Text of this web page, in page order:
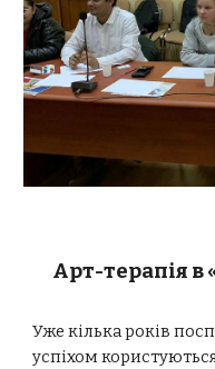
Арт-терапія в
Уже кілька років
успіхом